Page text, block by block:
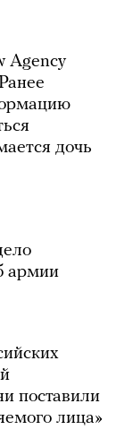
Agency
дочь
армии
поставили
лица»